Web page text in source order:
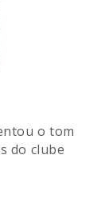
o tom
do clube